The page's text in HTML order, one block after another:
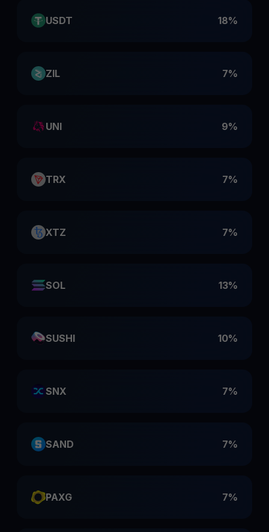
USDT 18%
ZIL 7%
UNI 9%
TRX 7%
XTZ 7%
SOL 13%
SUSHI 10%
SNX 7%
SAND 7%
PAXG 7%